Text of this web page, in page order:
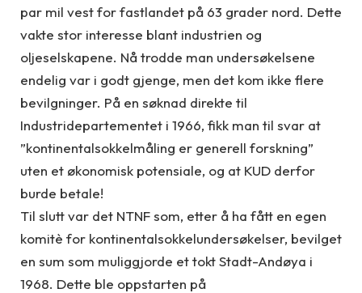
par mil vest for fastlandet på 63 grader nord. Dette
vakte stor interesse blant industrien og
oljeselskapene. Nå trodde man undersøkelsene
endelig var i godt gjenge, men det kom ikke flere
bevilgninger. På en søknad direkte til
Industridepartementet i 1966, fikk man til svar at
”kontinentalsokkelmåling er generell forskning”
uten et økonomisk potensiale, og at KUD derfor
burde betale!
Til slutt var det NTNF som, etter å ha fått en egen
komitè for kontinentalsokkelundersøkelser, bevilget
en sum som muliggjorde et tokt Stadt-Andøya i
1968. Dette ble oppstarten på